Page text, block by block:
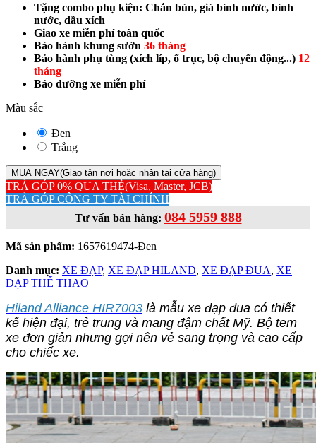
Tặng combo phụ kiện: Chắn bùn, giá bình nước, bình
nước, dầu xích
Giao xe miễn phí toàn quốc
Bảo hành khung sườn 36 tháng
Bảo hành phụ tùng (xích líp, ổ trục, bộ chuyển động...) 12
tháng
Bảo dưỡng xe miễn phí
Màu sắc
Đen
Trắng
MUA NGAY(Giao tận nơi hoặc nhận tại cửa hàng)
TRẢ GÓP 0% QUA THẺ(Visa, Master, JCB)
TRẢ GÓP CÔNG TY TÀI CHÍNH
Tư vấn bán hàng: 084 5959 888
Mã sản phẩm: 1657619474-Đen
Danh mục: XE ĐẠP, XE ĐẠP HILAND, XE ĐẠP ĐUA, XE
ĐẠP THỂ THAO
Hiland Alliance HIR7003 là mẫu xe đạp đua có thiết
kế hiện đại, trẻ trung và mang đậm chất Mỹ. Bộ tem
xe đơn giản nhưng gợi nên vẻ sang trọng và cao cấp
cho chiếc xe.